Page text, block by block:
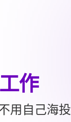
作
用自己海投